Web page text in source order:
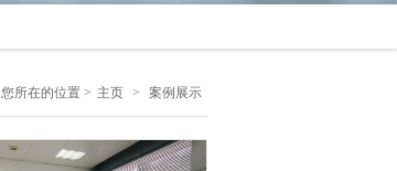
您所在的位置 > 主页 > 案例展示